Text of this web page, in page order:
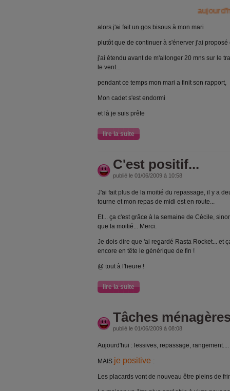
aujourd'hui je
alors j'ai fait un gos bisous à mon mari
plutôt que de continuer à s'énerver j'ai
j'ai étendu avant de m'allonger 20 mns sur le
le vent...
pendant ce temps mon mari a finit son rapport,
Mon cadet s'est endormi
et là je suis prête
lire la suite
C'est positif...
publié le 01/06/2009 à 10:58
J'ai fait plus de la moitié du repassage, il y a
tourne et mon repas de midi est en route...
Et... ça c'est grâce à la semaine de Cécile,
que la moitié... Merci.
Je dois dire que 'ai regardé Rasta Rocket... et
encore en tête le générique de fin !
@ tout à l'heure !
lire la suite
Tâches
publié le 01/06/2009 à 08:08
Aujourd'hui : lessives, repassage, rangement....
MAIS je positive :
Les placards vont de nouveau être pleins de